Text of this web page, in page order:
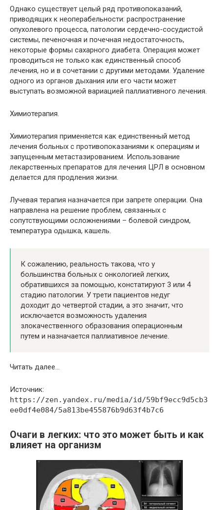
Однако существует целый ряд противопоказаний,
приводящих к неоперабельности: распространение
опухолевого процесса, патологии сердечно-сосудистой
системы, печеночная и почечная недостаточность,
некоторые формы сахарного диабета. Операция может
проводиться не только как единственный способ
лечения, но и в сочетании с другими методами. Удаление
одного из органов дыхания или его части может
выступать возможной вариацией паллиативного лечения.
Химиотерапия.
Химиотерапия применяется как единственный метод
лечения больных с противопоказаниями к операциям и
запущенным метастазированием. Использование
лекарственных препаратов для лечения ЦРЛ в основном
делается для продления жизни.
Лучевая терапия назначается при запрете операции. Она
направлена на решение проблем, связанных с
сопутствующими осложнениями – болевой синдром,
температура одышка, кашель.
К сожалению, реальность такова, что у
большинства больных с онкологией легких,
обратившихся за помощью, констатируют 3 или 4
стадию патологии. У трети пациентов недуг
доходит до четвертой стадии, а это значит, что
исключается возможность удаления
злокачественного образования операционным
путем и назначается паллиативное лечение.
Читать далее…
Источник:
https://zen.yandex.ru/media/id/59bf9ecc9d5cb3
ee0df4e084/5a813be455876b9d63f4b7c6
Очаги в легких: что это может быть и как
влияет на организм